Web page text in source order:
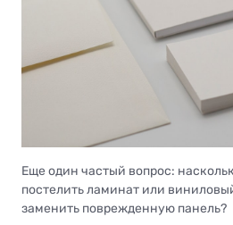
Еще один частый вопрос:
постелить ламинат или
заменить поврежденную панель?